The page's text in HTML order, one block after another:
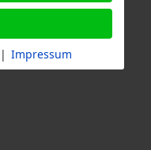
| Impressum